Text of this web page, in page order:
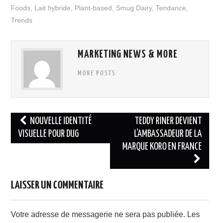
Foods Lait hybride Plant-based Smug Dairy,Tendance
Trends
MARKETING NEWS & MORE
MORE POSTS
Navigation
des
NOUVELLE IDENTITÉ
VISUELLE POUR DUG
TEDDY RINER DEVIENT
L’AMBASSADEUR DE LA
MARQUE KORO EN FRANCE
LAISSER UN COMMENTAIRE
Votre adresse de messagerie ne sera pas publiée. Les